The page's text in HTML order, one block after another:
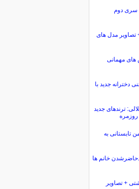
دوم
مدل های
های مهمانی
دخترانه جدید با
ترندهای جدید
تابستانی به
خانم ها
+ تصاویر